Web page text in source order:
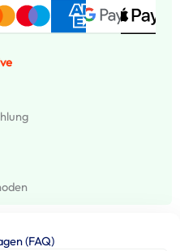
(FAQ)